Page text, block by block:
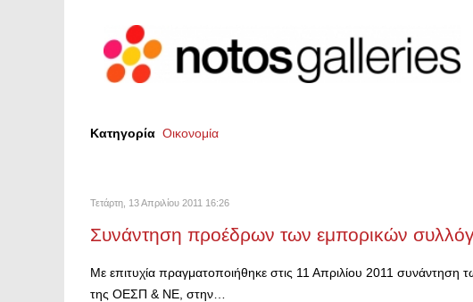
Κατηγορία Οικονομία
Τετάρτη, 13 Απριλίου 2011 16:26
Συνάντηση προέδρων των εμπορικών
Με επιτυχία πραγματοποιήθηκε στις 11 Απριλίου 2011
της ΟΕΣΠ & ΝΕ, στην…